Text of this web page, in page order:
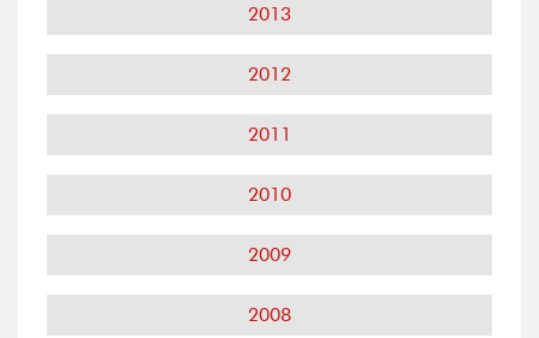
2013
2012
2011
2010
2009
2008